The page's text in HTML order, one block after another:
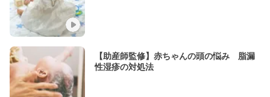
【助産師監修】赤ちゃんの頭の悩み 脂漏
性湿疹の対処法